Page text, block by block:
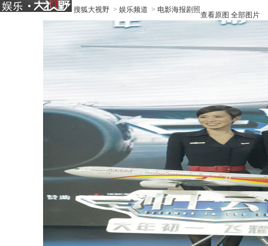
搜狐大视野 > 娱乐频道 > 电影海报剧照
查看原图 全部图片